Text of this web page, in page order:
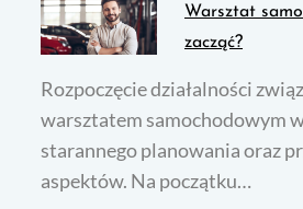
Warsztat
zacząć?
Rozpoczęcie działalności
warsztatem samochodowym
starannego planowania oraz
aspektów. Na początku…